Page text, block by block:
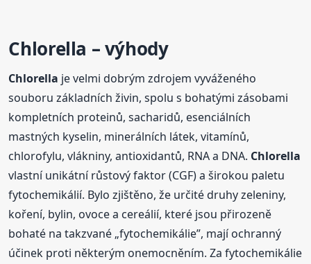
Chlorella – výhody
Chlorella je velmi dobrým zdrojem vyváženého
souboru základních živin, spolu s bohatými zásobami
kompletních proteinů, sacharidů, esenciálních
mastných kyselin, minerálních látek, vitamínů,
chlorofylu, vlákniny, antioxidantů, RNA a DNA. Chlorella
vlastní unikátní růstový faktor (CGF) a širokou paletu
fytochemikálií. Bylo zjištěno, že určité druhy zeleniny,
koření, bylin, ovoce a cereálií, které jsou přirozeně
bohaté na takzvané „fytochemikálie”, mají ochranný
účinek proti některým onemocněním. Za fytochemikálie